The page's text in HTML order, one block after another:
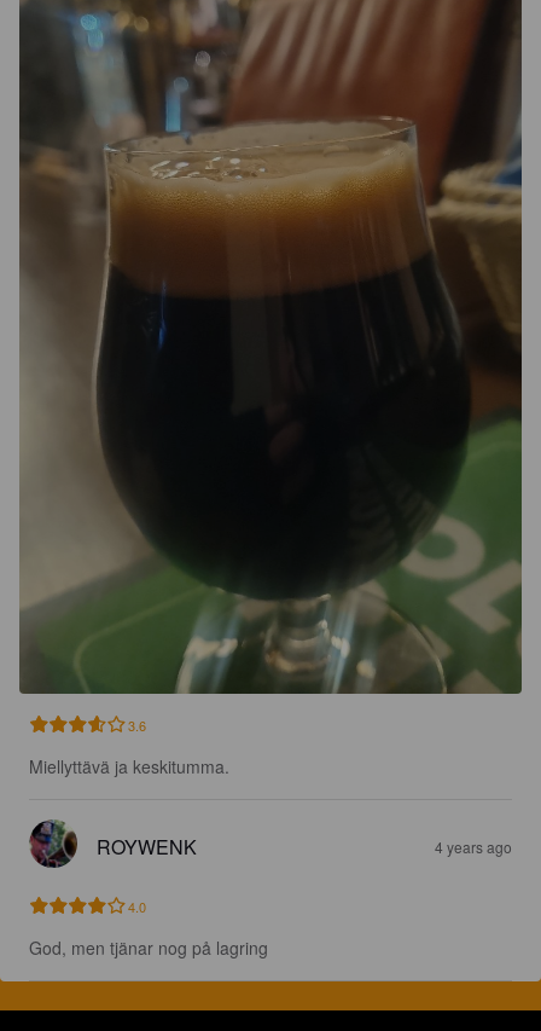
3.6
Miellyttävä ja keskitumma.
ROYWENK 4 years ago
4.0
God, men tjänar nog på lagring